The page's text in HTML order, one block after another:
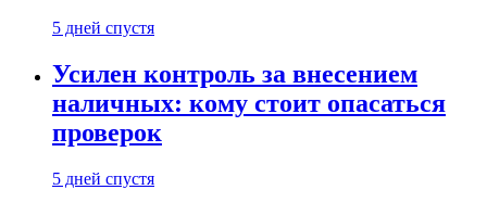
5 дней спустя
Усилен контроль за внесением
наличных: кому стоит опасаться
проверок
5 дней спустя